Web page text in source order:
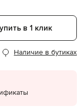
в 1 клик
Наличие в бутиках